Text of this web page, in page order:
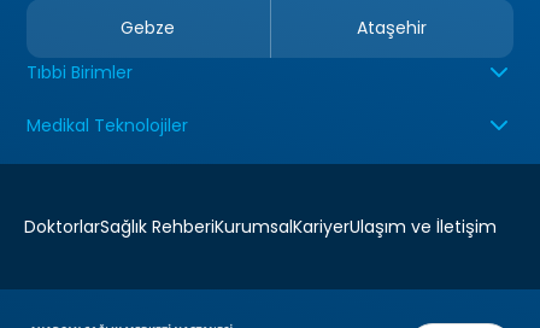
Gebze
Ataşehir
Tıbbi Birimler
Medikal Teknolojiler
DoktorlarSağlık RehberiKurumsalKariyerUlaşım ve İletişim